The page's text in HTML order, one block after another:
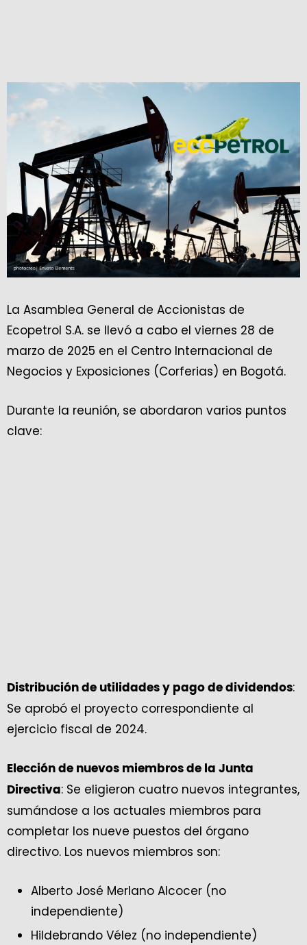
La Asamblea General de Accionistas de
Ecopetrol S.A. se llevó a cabo el viernes 28 de
marzo de 2025 en el Centro Internacional de
Negocios y Exposiciones (Corferias) en Bogotá.
Durante la reunión, se abordaron varios puntos
clave:
Distribución de utilidades y pago de dividendos:
Se aprobó el proyecto correspondiente al
ejercicio fiscal de 2024.
Elección de nuevos miembros de la Junta
Directiva: Se eligieron cuatro nuevos integrantes,
sumándose a los actuales miembros para
completar los nueve puestos del órgano
directivo. Los nuevos miembros son:
Alberto José Merlano Alcocer (no
independiente)
Hildebrando Vélez (no independiente)